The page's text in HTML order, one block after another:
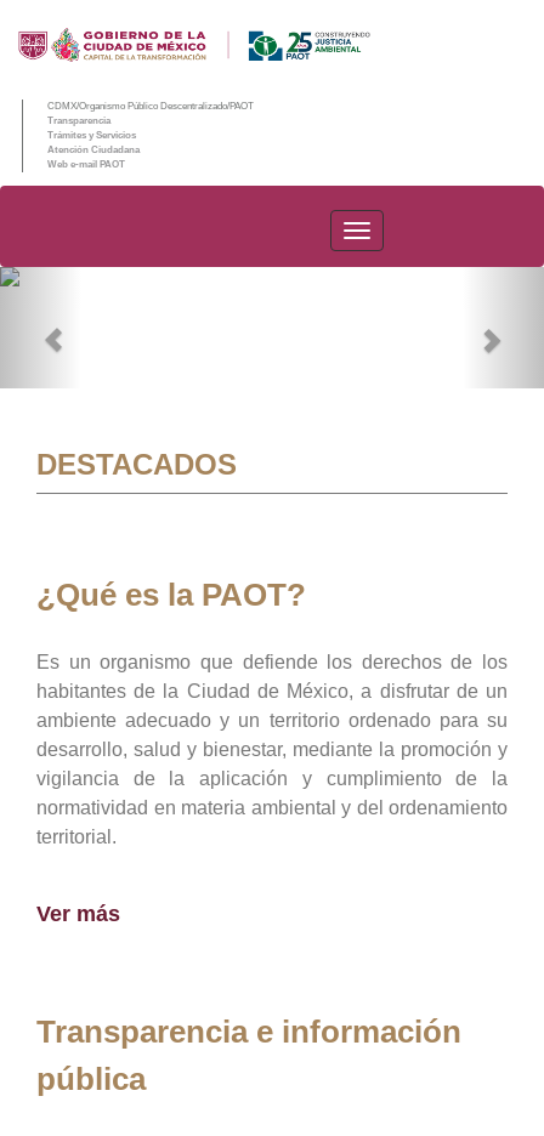
CDMX/Organismo Público Descentralizado/PAOT
Transparencia
Trámites y Servicios
Atención Ciudadana
Web e-mail PAOT
PAOT
DESTACADOS
¿Qué es la PAOT?
Es un organismo que defiende los derechos de los
habitantes de la Ciudad de México, a disfrutar de un
ambiente adecuado y un territorio ordenado para su
desarrollo, salud y bienestar, mediante la promoción y
vigilancia de la aplicación y cumplimiento de la
normatividad en materia ambiental y del ordenamiento
territorial.
Ver más
Transparencia e información
pública